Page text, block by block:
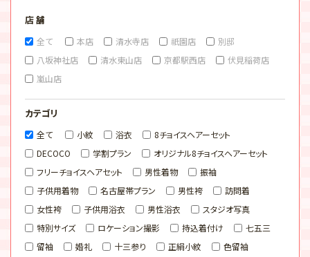
店 舗
全て 本店 清水寺店 祇園店
別邸
八坂神社店
清水東山店 京都駅西店
伏見稲荷店
嵐山店
カテゴリ
全て 小紋 浴衣
8チョイスヘアーセット
DECOCO
学割プラン
オリジナル8チョイスヘアーセット
フリーチョイスヘアセット
男性着物
振袖
子供用着物
名古屋帯プラン 男性袴
訪問着
女性袴
子供用浴衣 男性浴衣
スタジオ写真
特別サイズ
ロケーション撮影 持込着付け
七五三
留袖
婚礼 十三参り 正絹小紋
色留袖